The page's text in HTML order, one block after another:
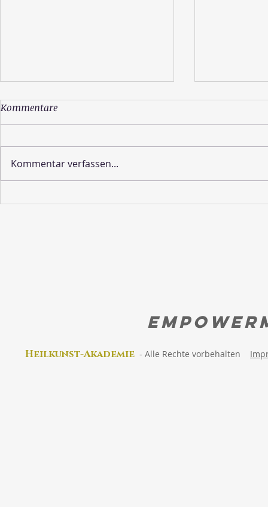
Wie sieht die Schöpfung
Lebe deine
Kommentare
Kommentar verfassen...
Heilkunst-Akademie - Alle Rechte vorbehalten